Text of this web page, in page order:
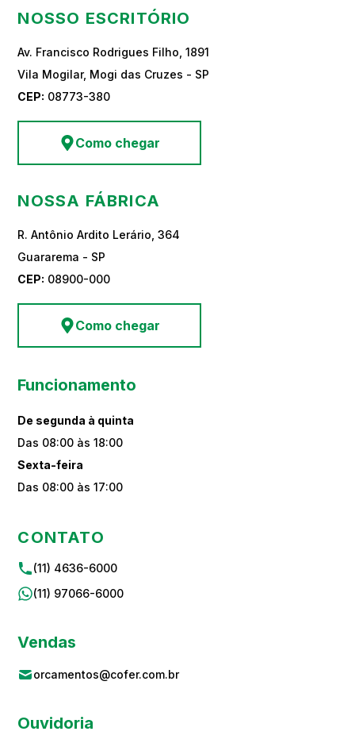
NOSSO ESCRITÓRIO
Av. Francisco Rodrigues Filho, 1891
Vila Mogilar, Mogi das Cruzes - SP
CEP: 08773-380
Como chegar
NOSSA FÁBRICA
R. Antônio Ardito Lerário, 364
Guararema - SP
CEP: 08900-000
Como chegar
Funcionamento
De segunda à quinta
Das 08:00 às 18:00
Sexta-feira
Das 08:00 às 17:00
CONTATO
(11) 4636-6000
(11) 97066-6000
Vendas
orcamentos@cofer.com.br
Ouvidoria